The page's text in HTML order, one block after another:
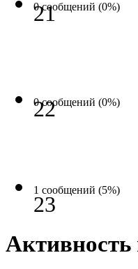
0 сообщений (0%)
21
0 сообщений (0%)
22
1 сообщений (5%)
23
Активность